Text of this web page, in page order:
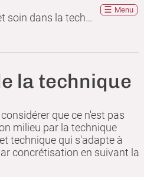
Constitutivité technique et soin dans la technique
Menu
la technique
que ce n'est pas
milieu par la technique
technique qui s'adapte à
concrétisation en suivant la